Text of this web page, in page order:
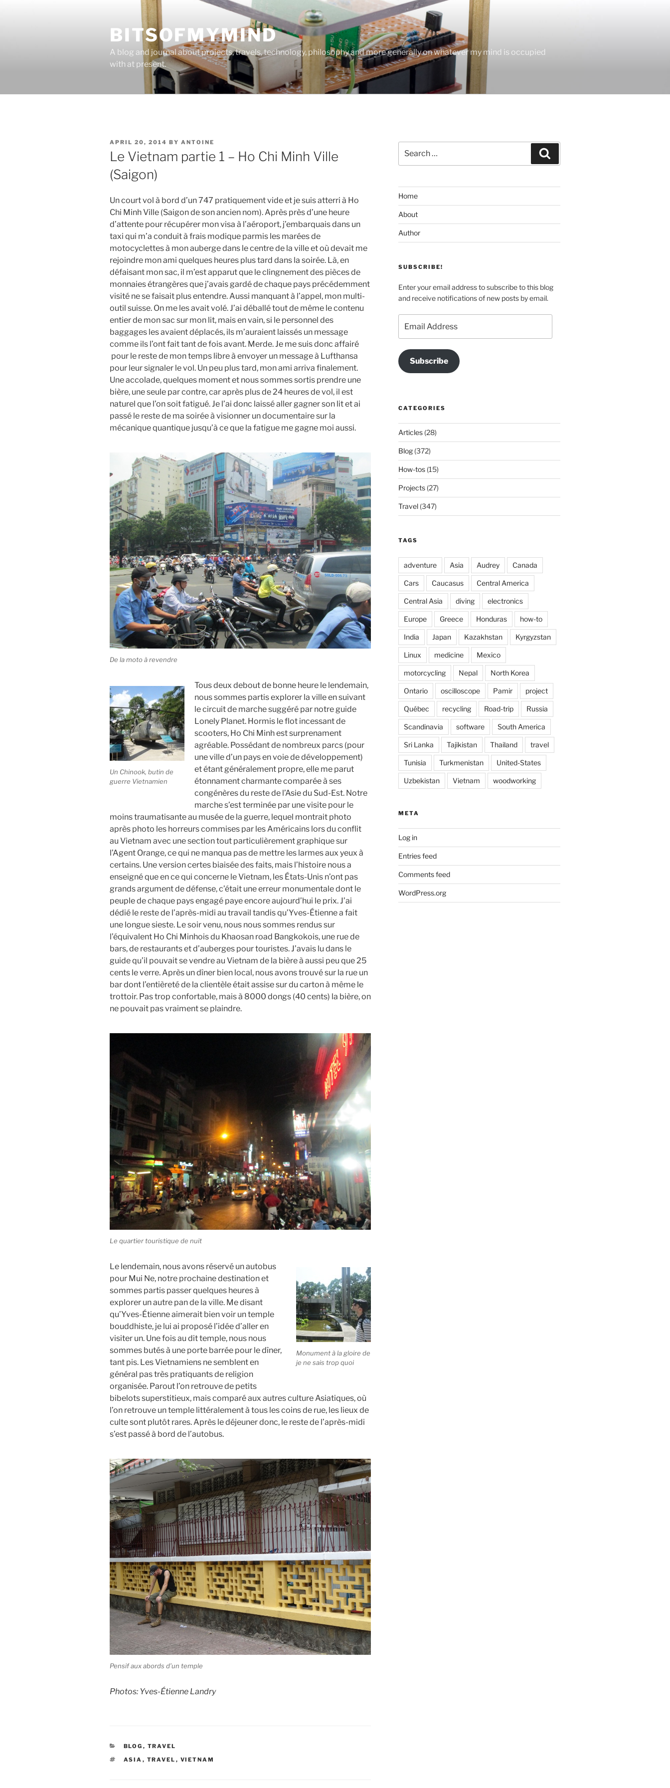
BITSOFMYMIND
A blog and journal about projects, travels, technology, philosophy and more generally on whatever my mind is occupied
with at present.
POSTED
ON
APRIL 20, 2014 BY ANTOINE
Le Vietnam partie 1 – Ho Chi Minh Ville
(Saigon)
Un court vol à bord d’un 747 pratiquement vide et je suis atterri à Ho
Chi Minh Ville (Saigon de son ancien nom). Après près d’une heure
d’attente pour récupérer mon visa à l’aéroport, j’embarquais dans un
taxi qui m’a conduit à frais modique parmis les marées de
motocyclettes à mon auberge dans le centre de la ville et où devait me
rejoindre mon ami quelques heures plus tard dans la soirée. Là, en
défaisant mon sac, il m’est apparut que le clingnement des pièces de
monnaies étrangères que j’avais gardé de chaque pays précédemment
visité ne se faisait plus entendre. Aussi manquant à l’appel, mon multi-
outil suisse. On me les avait volé. J’ai déballé tout de même le contenu
entier de mon sac sur mon lit, mais en vain, si le personnel des
baggages les avaient déplacés, ils m’auraient laissés un message
comme ils l’ont fait tant de fois avant. Merde. Je me suis donc affairé
pour le reste de mon temps libre à envoyer un message à Lufthansa
pour leur signaler le vol. Un peu plus tard, mon ami arriva finalement.
Une accolade, quelques moment et nous sommes sortis prendre une
bière, une seule par contre, car après plus de 24 heures de vol, il est
naturel que l’on soit fatigué. Je l’ai donc laissé aller gagner son lit et ai
passé le reste de ma soirée à visionner un documentaire sur la
mécanique quantique jusqu’à ce que la fatigue me gagne moi aussi.
De la moto à revendre
Un Chinook, butin de
guerre Vietnamien
Tous deux debout de bonne heure le lendemain,
nous sommes partis explorer la ville en suivant
le circuit de marche suggéré par notre guide
Lonely Planet. Hormis le flot incessant de
scooters, Ho Chi Minh est surprenament
agréable. Possédant de nombreux parcs (pour
une ville d’un pays en voie de développement)
et étant généralement propre, elle me parut
étonnament charmante comparée à ses
congénères du reste de l’Asie du Sud-Est. Notre
marche s’est terminée par une visite pour le
moins traumatisante au musée de la guerre, lequel montrait photo
après photo les horreurs commises par les Américains lors du conflit
au Vietnam avec une section tout particulièrement graphique sur
l’Agent Orange, ce qui ne manqua pas de mettre les larmes aux yeux à
certains. Une version certes biaisée des faits, mais l’histoire nous a
enseigné que en ce qui concerne le Vietnam, les États-Unis n’ont pas
grands argument de défense, c’était une erreur monumentale dont le
peuple de chaque pays engagé paye encore aujourd’hui le prix. J’ai
dédié le reste de l’après-midi au travail tandis qu’Yves-Étienne a fait
une longue sieste. Le soir venu, nous nous sommes rendus sur
l’équivalent Ho Chi Minhois du Khaosan road Bangkokois, une rue de
bars, de restaurants et d’auberges pour touristes. J’avais lu dans le
guide qu’il pouvait se vendre au Vietnam de la bière à aussi peu que 25
cents le verre. Après un dîner bien local, nous avons trouvé sur la rue un
bar dont l’entièreté de la clientèle était assise sur du carton à même le
trottoir. Pas trop confortable, mais à 8000 dongs (40 cents) la bière, on
ne pouvait pas vraiment se plaindre.
Le quartier touristique de nuit
Monument à la gloire de
je ne sais trop quoi
Le lendemain, nous avons réservé un autobus
pour Mui Ne, notre prochaine destination et
sommes partis passer quelques heures à
explorer un autre pan de la ville. Me disant
qu’Yves-Étienne aimerait bien voir un temple
bouddhiste, je lui ai proposé l’idée d’aller en
visiter un. Une fois au dit temple, nous nous
sommes butés à une porte barrée pour le dîner,
tant pis. Les Vietnamiens ne semblent en
général pas très pratiquants de religion
organisée. Parout l’on retrouve de petits
bibelots superstitieux, mais comparé aux autres culture Asiatiques, où
l’on retrouve un temple littéralement à tous les coins de rue, les lieux de
culte sont plutôt rares. Après le déjeuner donc, le reste de l’après-midi
s’est passé à bord de l’autobus.
Pensif aux abords d’un temple
Photos: Yves-Étienne Landry
CATEGORIES
BLOG , TRAVEL
TAGS
ASIA , TRAVEL , VIETNAM
for:
Home
About
Author
SUBSCRIBE!
Enter your email address to subscribe to this blog
and receive notifications of new posts by email.
Address
Subscribe
CATEGORIES
Articles(28)
Blog(372)
How-tos(15)
Projects(27)
Travel(347)
TAGS
adventure Asia Audrey Canada
Cars Caucasus Central America
Central Asia diving electronics
Europe Greece Honduras how-to
India Japan Kazakhstan Kyrgyzstan
Linux medicine Mexico
motorcycling Nepal North Korea
Ontario oscilloscope Pamir project
Québec recycling Road-trip Russia
Scandinavia software South America
Sri Lanka Tajikistan Thailand travel
Tunisia Turkmenistan United-States
Uzbekistan Vietnam woodworking
META
Log in
Entries feed
Comments feed
WordPress.org